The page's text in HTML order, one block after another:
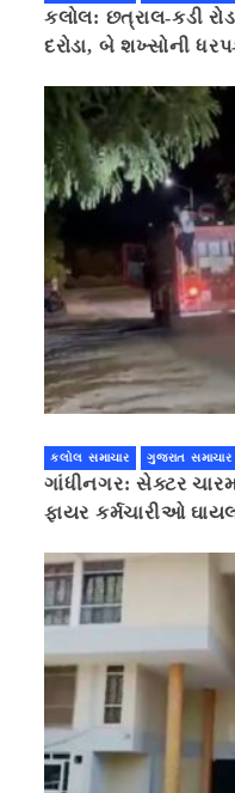
કલોલ: છત્રાલ-કડી
દરોડા, બે શખ્સોની
કલોલ સમાચાર ગુજરાત સમાચાર
ગાંધીનગર: સેક્ટર
ફાયર કર્મચારીઓ